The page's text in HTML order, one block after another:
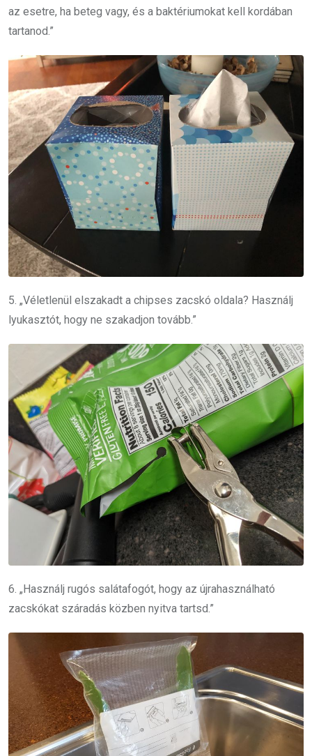
az esetre, ha beteg vagy, és a baktériumokat kell kordában
tartanod.”
5. „Véletlenül elszakadt a chipses zacskó oldala? Használj
lyukasztót, hogy ne szakadjon tovább.”
6. „Használj rugós salátafogót, hogy az újrahasználható
zacskókat száradás közben nyitva tartsd.”